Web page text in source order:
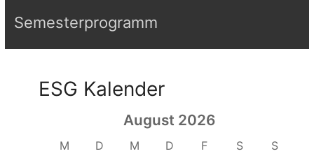
Semesterprogramm
ESG Kalender
August 2026
M D M D F S
S